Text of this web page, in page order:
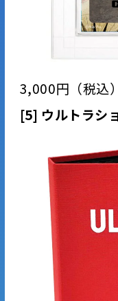
3,000円（税込）
[5] ウルトラシ